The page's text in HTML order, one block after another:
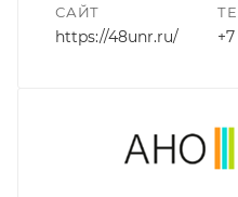
САЙТ
https://48unr.ru/